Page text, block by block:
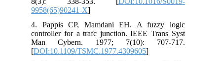
9958(65)90241-X
4. Pappis CP, Mamdani EH. A fuzzy logic
controller for a trafc junction. IEEE Trans Syst
Man Cybern. 1977; 7(10): 707-717.
[DOI:10.1109/TSMC.1977.4309605